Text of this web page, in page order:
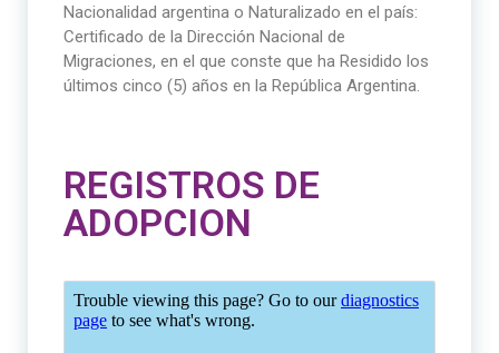
Nacionalidad argentina o Naturalizado en el país:
Certificado de la Dirección Nacional de
Migraciones, en el que conste que ha Residido los
últimos cinco (5) años en la República Argentina.
REGISTROS DE
ADOPCION